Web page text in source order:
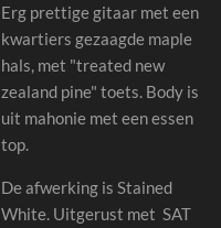
Erg prettige gitaar met een
kwartiers gezaagde maple
hals, met "treated new
zealand pine" toets. Body is
uit mahonie met een essen
top.
De afwerking is Stained
White. Uitgerust met SAT